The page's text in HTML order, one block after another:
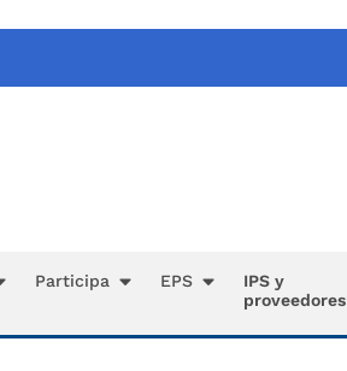
Participa EPS
IPS y
proveedores